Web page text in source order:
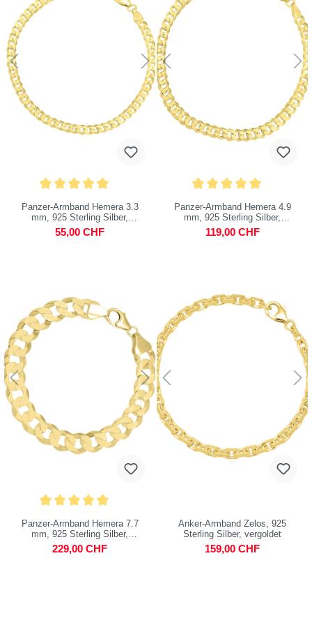
Panzer-Armband Hemera 3.3
mm, 925 Sterling Silber,
vergoldet
55,00 CHF
Panzer-Armband Hemera 4.9
mm, 925 Sterling Silber,
vergoldet
119,00 CHF
Panzer-Armband Hemera 7.7
mm, 925 Sterling Silber,
vergoldet
229,00 CHF
Anker-Armband Zelos, 925
Sterling Silber, vergoldet
159,00 CHF